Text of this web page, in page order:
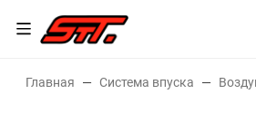
Главная Система впуска